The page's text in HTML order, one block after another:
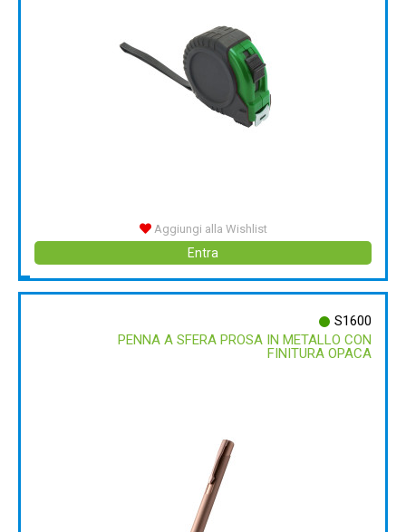
Aggiungi alla Wishlist
Entra
S1600
PENNA A SFERA PROSA IN METALLO CON
FINITURA OPACA